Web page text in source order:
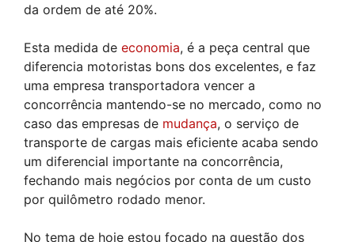
da ordem de até 20%.
Esta medida de economia, é a peça central que
diferencia motoristas bons dos excelentes, e faz
uma empresa transportadora vencer a
concorrência mantendo-se no mercado, como no
caso das empresas de mudança, o serviço de
transporte de cargas mais eficiente acaba sendo
um diferencial importante na concorrência,
fechando mais negócios por conta de um custo
por quilômetro rodado menor.
No tema de hoje estou focado na questão dos